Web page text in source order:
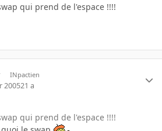
qui prend de l'espace !!!!
INpactien
200521 a
qui prend de l'espace !!!!